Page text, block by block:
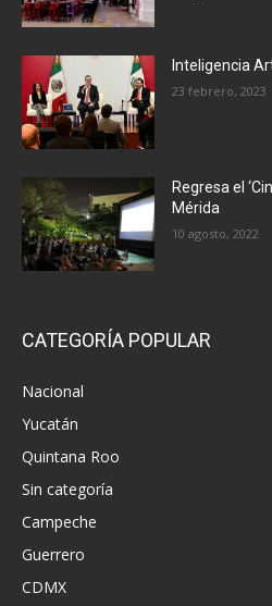
Inteligencia
23 febrero, 2023
Regresa el
Mérida
10 agosto, 2022
CATEGORÍA POPULAR
Nacional
Yucatán
Quintana Roo
Sin categoría
Campeche
Guerrero
CDMX